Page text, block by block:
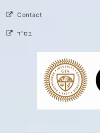
Contact
בס"ד